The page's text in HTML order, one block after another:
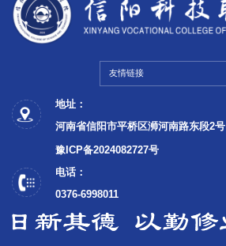
友情链接
地址：
河南省信阳市平桥区浉河南路东段2号
豫ICP备2024082727号
电话：
0376-6998011